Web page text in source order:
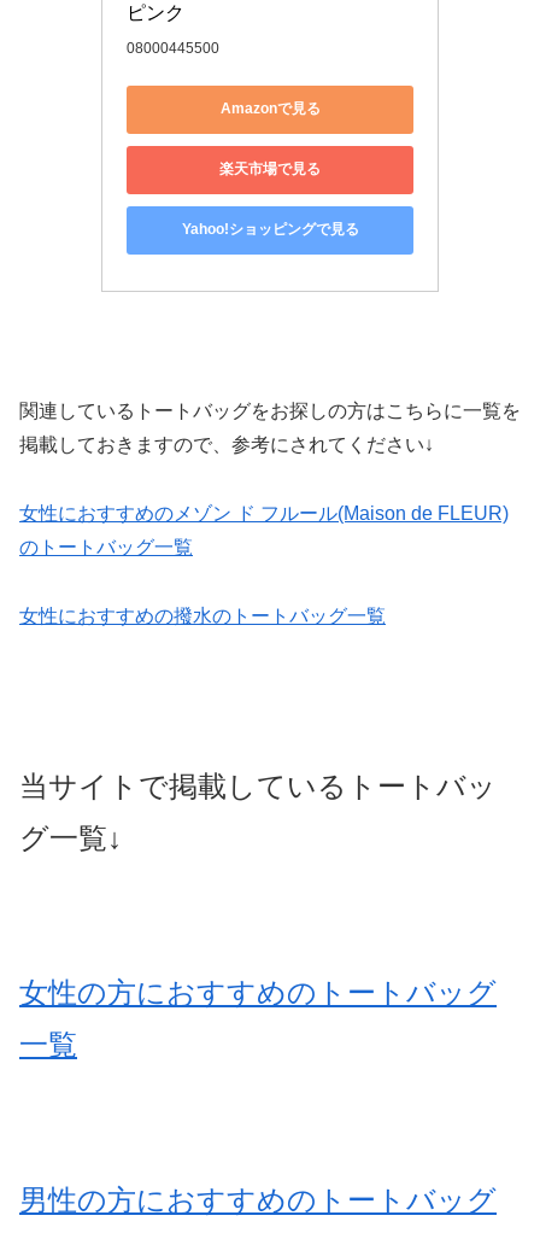
ピンク
08000445500
Amazonで見る
楽天市場で見る
Yahoo!ショッピングで見る
関連しているトートバッグをお探しの方はこちらに一覧を
掲載しておきますので、参考にされてください↓
女性におすすめのメゾン ド フルール(Maison de FLEUR)
のトートバッグ一覧
女性におすすめの撥水のトートバッグ一覧
当サイトで掲載しているトートバッ
グ一覧↓
女性の方におすすめのトートバッグ
一覧
男性の方におすすめのトートバッグ